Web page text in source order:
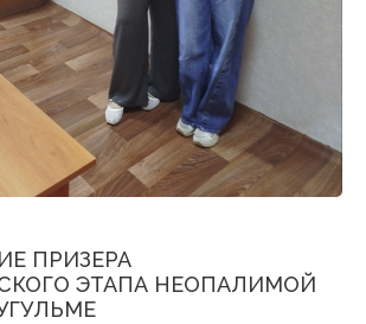
ПРИЗЕРА
ЭТАПА НЕОПАЛИМОЙ